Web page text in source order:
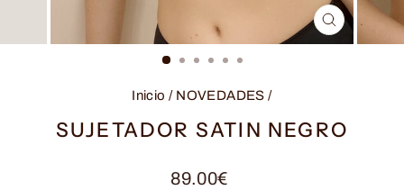
CERRAR
(ESC)
Inicio / NOVEDADES /
SUJETADOR SATIN NEGRO
Precio
89.00€